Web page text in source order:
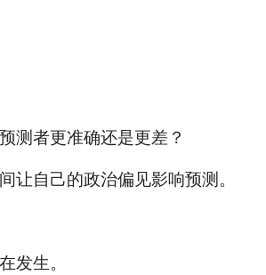
测者更准确还是更差？
让自己的政治偏见影响预测。
发生。